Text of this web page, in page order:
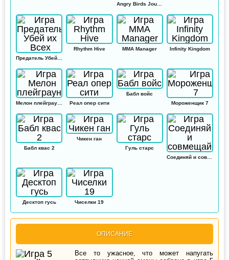
ОПИСАНИЕ
Все то ужасное, что может напугать
Angry Birds Journey
Rhythm Hive MMA Manager Infinity Kingdom
Реал опер сити
Бабл войс
Мороженщик 7
Бабл квас 2
Чикен ган
Гуль старс
Соединяй и совмещай
Десктоп гусь Чиселки 19